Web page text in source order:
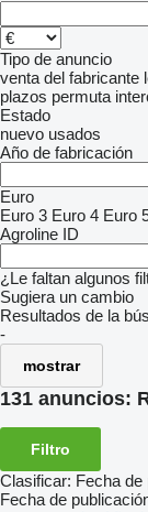
Tipo de anuncio
venta del fabricante
plazos permuta
Estado
nuevo usados
Año de fabricación
Euro
Euro 3 Euro 4 Euro
Agroline ID
¿Le faltan algunos
Sugiera un cambio
Resultados de la
-
mostrar
131 anuncios:
Filtro
Clasificar: Fecha de
Fecha de